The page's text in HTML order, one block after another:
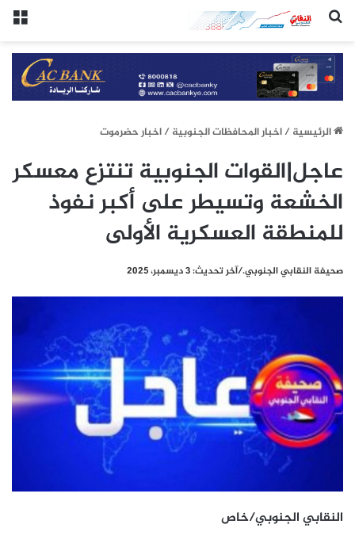
(النقابي الجنوبي:/خاص.)
الرئيسيِة/اخبار المحافظات الجنوبية/اخبار حضرموت
عاجل|القوات الجنوبية تنتزع معسكر
الخشعة وتسيطر على أكبر نفوذ
للمنطقة العسكرية الأولى
صحيفة النقابي الجنوبي./آخر تحديث: 3 ديسمبر، 2025
النقابي الجنوبي/خاص